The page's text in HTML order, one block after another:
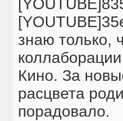
знаю только,
Кино. За
расцвета
порадовало.